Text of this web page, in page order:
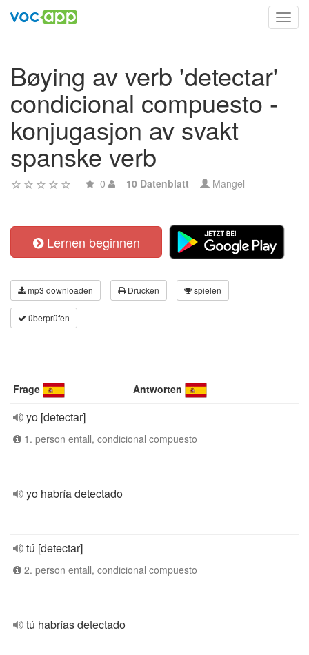
Bøying av verb 'detectar'
condicional compuesto -
konjugasjon av svakt
spanske verb
0 10 Datenblatt Mangel
Lernen beginnen
mp3 downloaden Drucken spielen
überprüfen
Frage Antworten
yo [detectar]
1. person entall, condicional compuesto
yo habría detectado
tú [detectar]
2. person entall, condicional compuesto
tú habrías detectado